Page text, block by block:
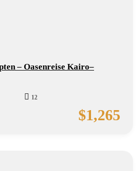
– Oasenreise Kairo–
12
$1,265